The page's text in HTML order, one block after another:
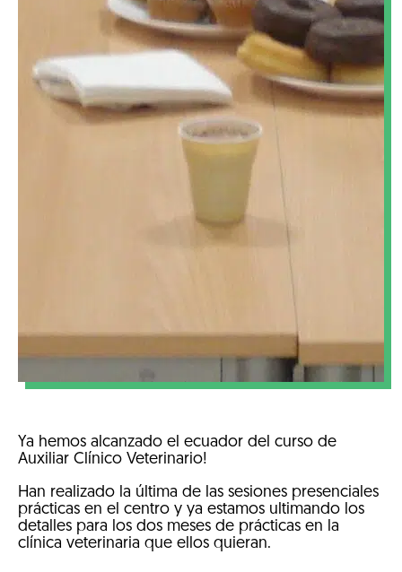
Ya hemos alcanzado el ecuador del curso de
Auxiliar Clínico Veterinario!
Han realizado la última de las sesiones presenciales
prácticas en el centro y ya estamos ultimando los
detalles para los dos meses de prácticas en la
clínica veterinaria que ellos quieran.